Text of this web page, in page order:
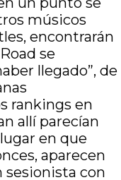
músicos
encontrarán
se
llegado”, de
rankings en
allí parecían
en que
aparecen
sesionista con